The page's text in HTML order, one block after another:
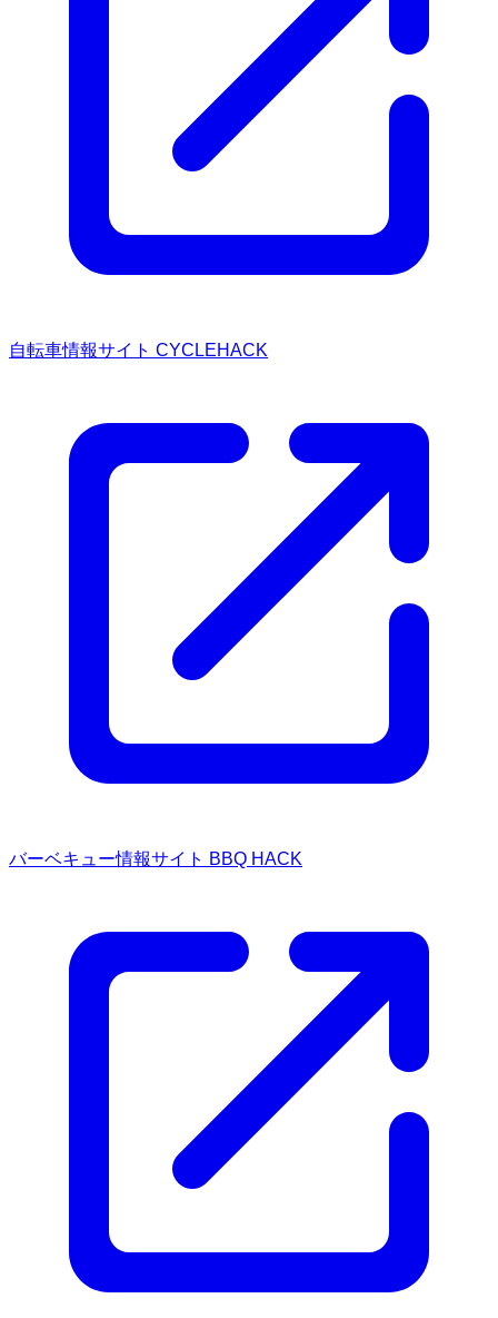
自転車情報サイト CYCLEHACK
バーベキュー情報サイト BBQ HACK